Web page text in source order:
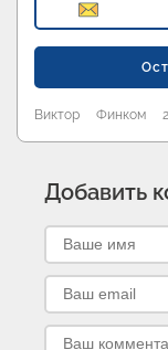
Виктор Финком
Добавить